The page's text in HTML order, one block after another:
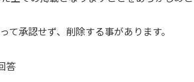
承認せず、削除する事があります。
答